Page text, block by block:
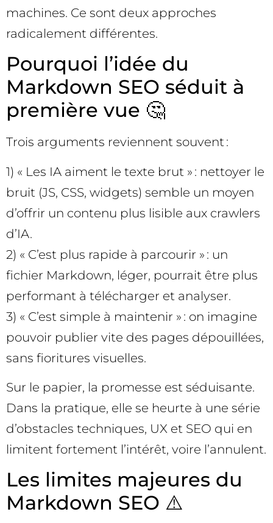
machines. Ce sont deux approches
radicalement différentes.
Pourquoi l’idée du
Markdown SEO séduit à
première vue 🤔
Trois arguments reviennent souvent :
1) « Les IA aiment le texte brut » : nettoyer le
bruit (JS, CSS, widgets) semble un moyen
d’offrir un contenu plus lisible aux crawlers
d’IA.
2) « C’est plus rapide à parcourir » : un
fichier Markdown, léger, pourrait être plus
performant à télécharger et analyser.
3) « C’est simple à maintenir » : on imagine
pouvoir publier vite des pages dépouillées,
sans fioritures visuelles.
Sur le papier, la promesse est séduisante.
Dans la pratique, elle se heurte à une série
d’obstacles techniques, UX et SEO qui en
limitent fortement l’intérêt, voire l’annulent.
Les limites majeures du
Markdown SEO ⚠️